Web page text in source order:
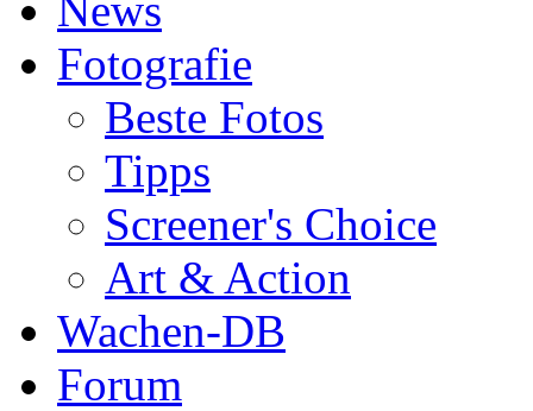
Fotografie
Beste Fotos
Tipps
Screener's Choice
Art & Action
Wachen-DB
Forum